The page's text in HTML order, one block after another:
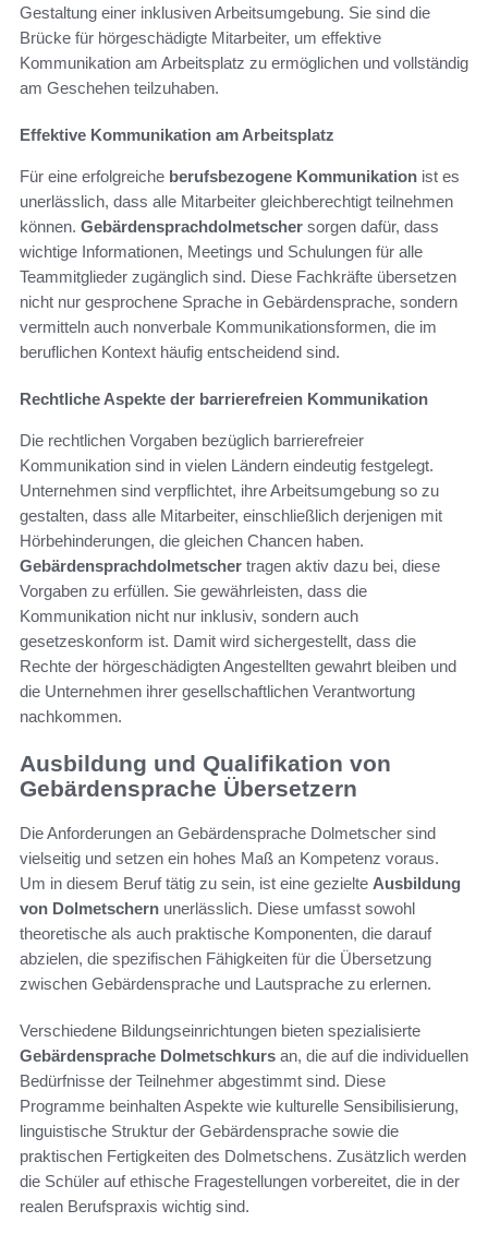
Gestaltung einer inklusiven Arbeitsumgebung. Sie sind die
Brücke für hörgeschädigte Mitarbeiter, um effektive
Kommunikation am Arbeitsplatz zu ermöglichen und vollständig
am Geschehen teilzuhaben.
Effektive Kommunikation am Arbeitsplatz
Für eine erfolgreiche berufsbezogene Kommunikation ist es
unerlässlich, dass alle Mitarbeiter gleichberechtigt teilnehmen
können. Gebärdensprachdolmetscher sorgen dafür, dass
wichtige Informationen, Meetings und Schulungen für alle
Teammitglieder zugänglich sind. Diese Fachkräfte übersetzen
nicht nur gesprochene Sprache in Gebärdensprache, sondern
vermitteln auch nonverbale Kommunikationsformen, die im
beruflichen Kontext häufig entscheidend sind.
Rechtliche Aspekte der barrierefreien Kommunikation
Die rechtlichen Vorgaben bezüglich barrierefreier
Kommunikation sind in vielen Ländern eindeutig festgelegt.
Unternehmen sind verpflichtet, ihre Arbeitsumgebung so zu
gestalten, dass alle Mitarbeiter, einschließlich derjenigen mit
Hörbehinderungen, die gleichen Chancen haben.
Gebärdensprachdolmetscher tragen aktiv dazu bei, diese
Vorgaben zu erfüllen. Sie gewährleisten, dass die
Kommunikation nicht nur inklusiv, sondern auch
gesetzeskonform ist. Damit wird sichergestellt, dass die
Rechte der hörgeschädigten Angestellten gewahrt bleiben und
die Unternehmen ihrer gesellschaftlichen Verantwortung
nachkommen.
Ausbildung und Qualifikation von
Gebärdensprache Übersetzern
Die Anforderungen an Gebärdensprache Dolmetscher sind
vielseitig und setzen ein hohes Maß an Kompetenz voraus.
Um in diesem Beruf tätig zu sein, ist eine gezielte Ausbildung
von Dolmetschern unerlässlich. Diese umfasst sowohl
theoretische als auch praktische Komponenten, die darauf
abzielen, die spezifischen Fähigkeiten für die Übersetzung
zwischen Gebärdensprache und Lautsprache zu erlernen.
Verschiedene Bildungseinrichtungen bieten spezialisierte
Gebärdensprache Dolmetschkurs an, die auf die individuellen
Bedürfnisse der Teilnehmer abgestimmt sind. Diese
Programme beinhalten Aspekte wie kulturelle Sensibilisierung,
linguistische Struktur der Gebärdensprache sowie die
praktischen Fertigkeiten des Dolmetschens. Zusätzlich werden
die Schüler auf ethische Fragestellungen vorbereitet, die in der
realen Berufspraxis wichtig sind.